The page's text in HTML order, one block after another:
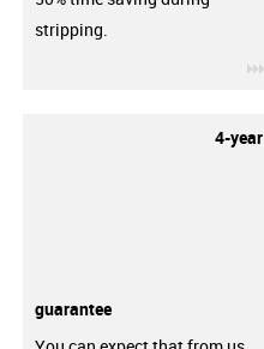
stripping.
4-year
guarantee